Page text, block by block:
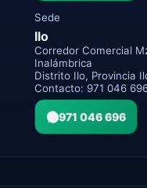
Sede
Ilo
Corredor Comercial
Inalámbrica
Distrito Ilo, Provincia
Contacto: 971 046
971 046 696